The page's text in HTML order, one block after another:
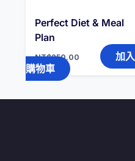
Perfect Diet & Meal
Plan
NT$250.00
加入
購物車